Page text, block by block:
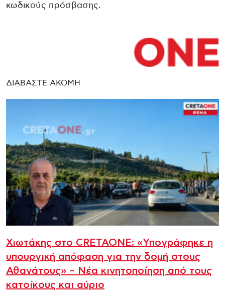
κωδικούς πρόσβασης.
ΔΙΑΒΑΣΤΕ ΑΚΟΜΗ
Χιωτάκης στο CRETAONE: «Υπογράφηκε η
υπουργική απόφαση για την δομή στους
Αθανάτους» – Νέα κινητοποίηση από τους
κατοίκους και αύριο